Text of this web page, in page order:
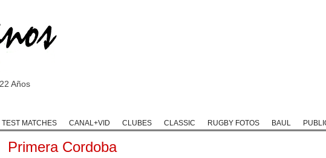
Años
TEST MATCHES CANAL+VID CLUBES CLASSIC RUGBY FOTOS BAUL
Primera Cordoba